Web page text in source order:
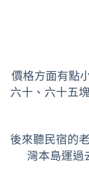
價格方面有點
六十、六十五
後來聽民宿的
灣本島運過